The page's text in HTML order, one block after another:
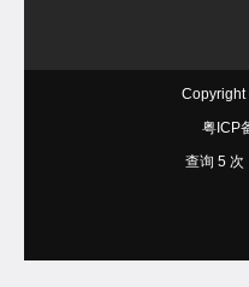
粤ICP
查询 5 次